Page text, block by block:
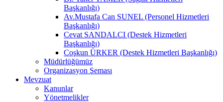
Başkanlığı)
Av.Mustafa Can SUNEL (Personel Hizmetleri
Başkanlığı)
Cevat SANDALCI (Destek Hizmetleri
Başkanlığı)
Coşkun ÜRKER (Destek Hizmetleri Başkanlığı)
Müdürlüğümüz
Organizasyon Şeması
Mevzuat
Kanunlar
Yönetmelikler